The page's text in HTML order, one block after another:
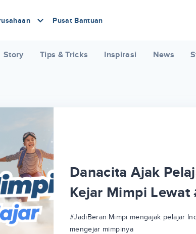
Pusat Bantuan
Story Tips & Tricks Inspirasi News
Danacita Ajak
Kejar Mimpi
#JadiBeraniMimpi mengajak pelajar
mengejar mimpinya